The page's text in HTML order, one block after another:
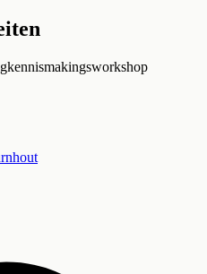
kennismakingsworkshop